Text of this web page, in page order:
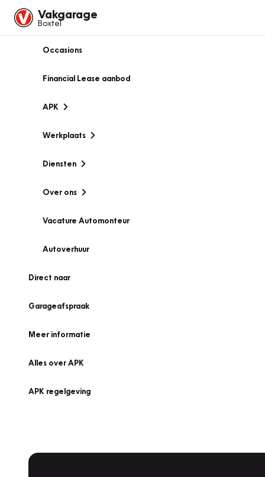
Vakgarage
Boxtel
Occasions
Financial Lease aanbod
APK
Werkplaats
Diensten
Over ons
Vacature Automonteur
Autoverhuur
Direct naar
Garageafspraak
Meer informatie
Alles over APK
APK regelgeving